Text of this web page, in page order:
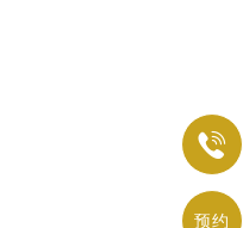

预约